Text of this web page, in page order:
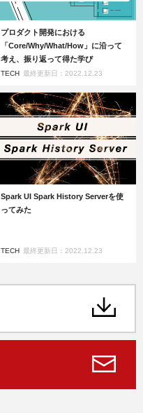
プロダクト開発における
「Core/Why/What/How」に沿って
考え、振り返って得た学び
TECH 最終更新日：2022.12.23
Spark UI Spark History Serverを使
ってみた
TECH 最終更新日：2022.12.23